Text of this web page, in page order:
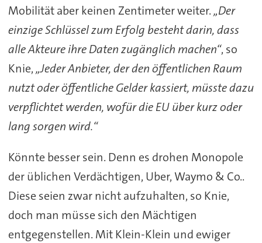
Mobilität aber keinen Zentimeter weiter.„Der
einzige Schlüssel zum Erfolg besteht darin, dass
alle Akteure ihre Daten zugänglich machen“, so
Knie,„Jeder Anbieter, der den öffentlichen Raum
nutzt oder öffentliche Gelder kassiert, müsste dazu
verpflichtet werden, wofür die EU über kurz oder
lang sorgen wird.“
Könnte besser sein. Denn es drohen Monopole
der üblichen Verdächtigen, Uber, Waymo & Co..
Diese seien zwar nicht aufzuhalten, so Knie,
doch man müsse sich den Mächtigen
entgegenstellen. Mit Klein-Klein und ewiger